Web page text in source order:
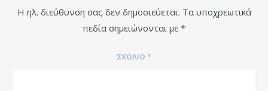
Η ηλ. διεύθυνση σας δεν δημοσιεύεται. Τα υποχρεωτικά
πεδία σημειώνονται με *
ΣΧΌΛΙΟ *